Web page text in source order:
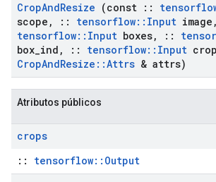
CropAndResize (const ::
scope , :: tensorflow:: Input image ,
tensorflow:: Input boxes, ::
box ind , :: tensorflow:: Input crop
CropAndResize ::Attrs & attrs)
Atributos públicos
crops
:: tensorflow::Output